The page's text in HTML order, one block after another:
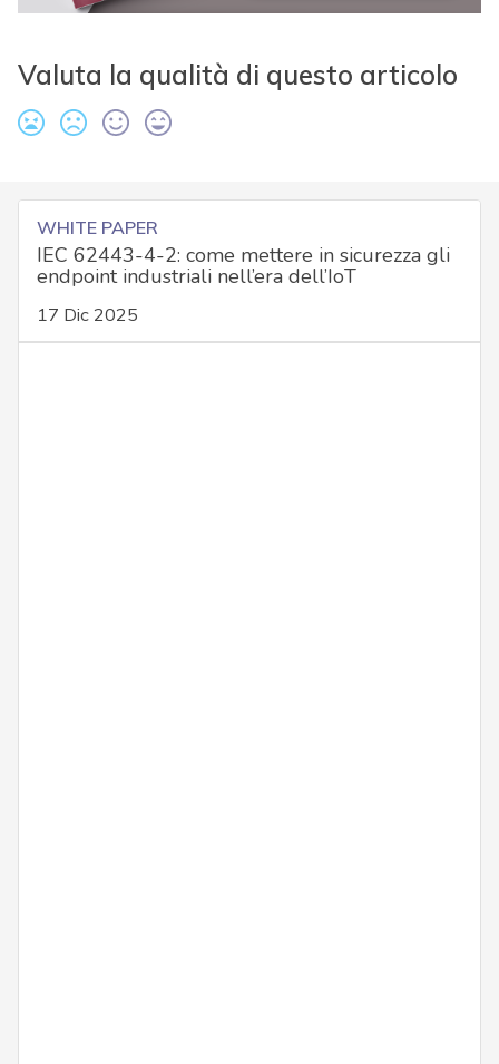
Valuta la qualità di questo articolo
WHITE PAPER
IEC 62443-4-2: come mettere in sicurezza gli
endpoint industriali nell’era dell’IoT
17 Dic 2025